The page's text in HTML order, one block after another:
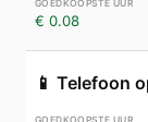
€ 0.08
📱 Telefoon